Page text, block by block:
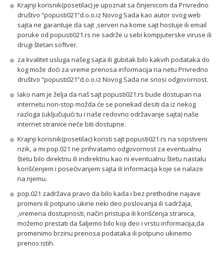
Krajnji korisnik(posetilac) je upoznat sa činjenicom da Privredno
društvo “popusti021”d.o.o.iz Novog Sada kao autor ovog web
sajta ne garantuje da sajt ,serveri na kome sajt hostuje ili email
poruke od popusti021.rs ne sadrže u sebi kompjuterske viruse ili
drugi štetan softver.
za kvalitet usluga našeg sajta ili gubitak bilo kakvih podataka do
kog može doći za vreme prenosa informacija na netu Privredno
društvo “popusti021”d.o.o.iz Novog Sada ne snosi odgovornost.
Iako nam je želja da naš sajt popusti021.rs bude dostupan na
internetu non-stop možda će se ponekad desiti da iz nekog
razloga (uključujući tu i naše redovno održavanje sajta) naše
internet stranice neće biti dostupne.
Krajnji korisnik(posetilac) koristi sajt popusti021.rs na sopstveni
rizik, a mi pop.021 ne prihvatamo odgovornost za eventualnu
štetu bilo direktnu ili indirektnu kao ni eventualnu štetu nastalu
korišćenjem i posećivanjem sajta ili informacija koje se nalaze
na njemu.
pop.021 zadržava pravo da bilo kada i bez prethodne najave
promeni ili potpuno ukine neki deo poslovanja ili sadržaja,
,vremena dostupnosti, način pristupa ili korišćenja stranica,
možemo prestati da šaljemo bilo koji deo i vrstu informacija,da
promenimo brzinu prenosa podataka ili potpuno ukinemo
prenos istih.